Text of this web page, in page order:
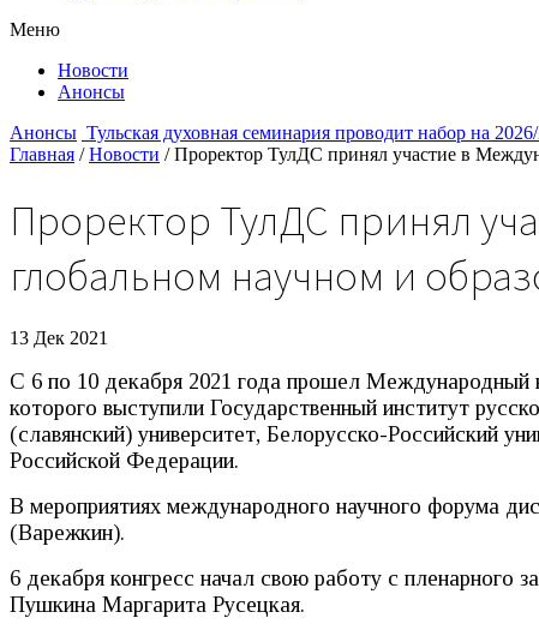
Меню
Новости
Анонсы
Анонсы Тульская духовная семинария проводит набор на
Главная / Новости / Проректор ТулДС принял участие в
Проректор ТулДС принял
глобальном научном и
13 Дек 2021
С 6 по 10 декабря 2021 года прошел Международный
которого выступили Государственный институт
(славянский) университет, Белорусско-Российский
Российской Федерации.
В мероприятиях международного научного форума
(Варежкин).
6 декабря конгресс начал свою работу с пленарного
Пушкина Маргарита Русецкая.